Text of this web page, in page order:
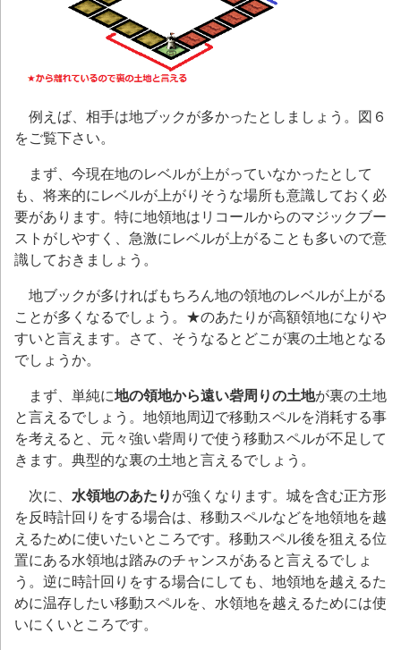
例えば、相手は地ブックが多かったとしましょう。図６
をご覧下さい。
まず、今現在地のレベルが上がっていなかったとして
も、将来的にレベルが上がり そうな場所も意識しておく必
要があります。特に地領地はリコールからのマジックブー
ストがしやすく、急激にレベルが上がることも多いので意
識しておきましょう。
地ブックが多ければもちろん地の領地のレベルが上がる
ことが多くなるでしょう。★のあたりが高額領地になりや
すいと言えます。さて、そうなるとどこが裏の土地となる
でしょうか。
まず、単純に地の領地から遠い砦周りの土地が裏の土地
と言えるでしょう。地領地周辺で移動スペルを消耗する事
を考えると、元々強い砦周りで使う移動スペルが不足して
きます。典型的な裏の土地と言えるでしょう。
次に、 水領地のあたり が強くなります。城を含む正方形
を反時計回りをする場合は、移動スペルなどを地領地を越
えるために使いたいところです。移動スペル後を狙える位
置にある水領地は踏みのチャンスがあると言えるでしょ
う。逆に時計回りをする場合にしても、地領地を越えるた
めに温存したい移動スペルを、水領地を越えるためには使
いにくいところです。